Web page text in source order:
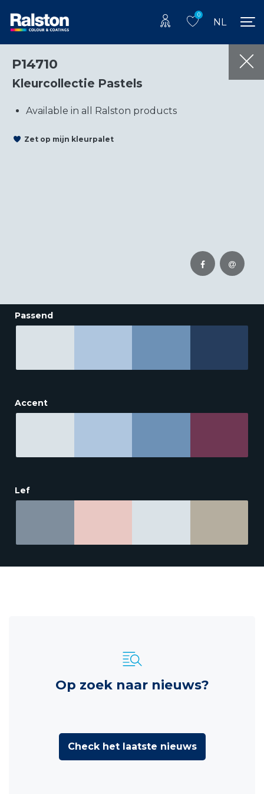
0
NL
P14710
Kleurcollectie Pastels
Available in all Ralston products
Zet op mijn kleurpalet
Passend
Accent
Lef
Op zoek naar nieuws?
Check het laatste nieuws